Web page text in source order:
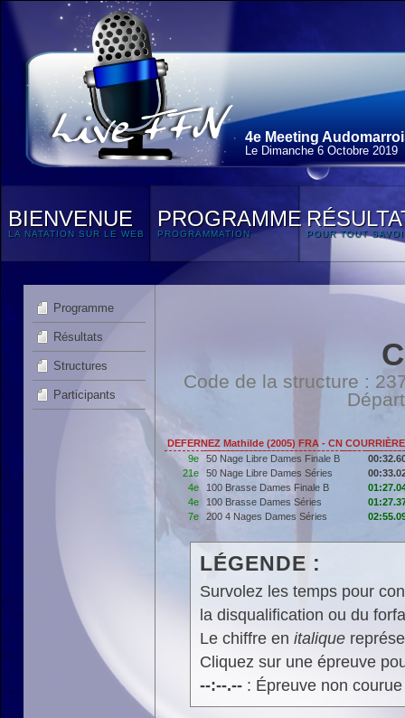
4e Meeting
Le Dimanche 6 Octobre 2019
BIENVENUE
LA NATATION SUR LE WEB
PROGRAMME
PROGRAMMATION POUR TOUT
Programme
Résultats
Structures
Participants
Code de la structure :
DEFERNEZ Mathilde (2005) FRA - CN
9e
50 Nage Libre Dames Finale B
21e
50 Nage Libre Dames Séries
4e
100 Brasse Dames Finale B
4e
100 Brasse Dames Séries
7e
200 4 Nages Dames Séries
LÉGENDE :
Survolez les temps pour
la disqualification ou du
Le chiffre en italique
Cliquez sur une épreuve
--:--.--: Épreuve non